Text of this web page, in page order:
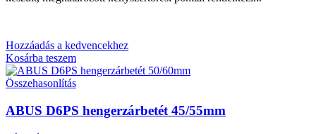
Hozzáadás a kedvencekhez
Kosárba teszem
Összehasonlítás
ABUS D6PS hengerzárbetét 45/55mm